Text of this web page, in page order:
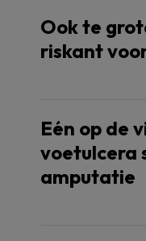
Ook te
riskant
Eén op de
voetulcera
amputatie